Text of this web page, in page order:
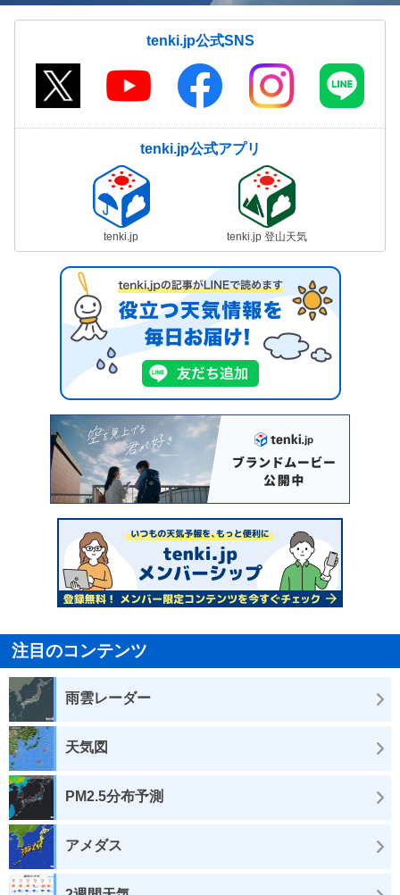
tenki.jp公式SNS
tenki.jp公式アプリ
tenki.jp tenki.jp 登山天気
注目のコンテンツ
雨雲レーダー
天気図
PM2.5分布予測
アメダス